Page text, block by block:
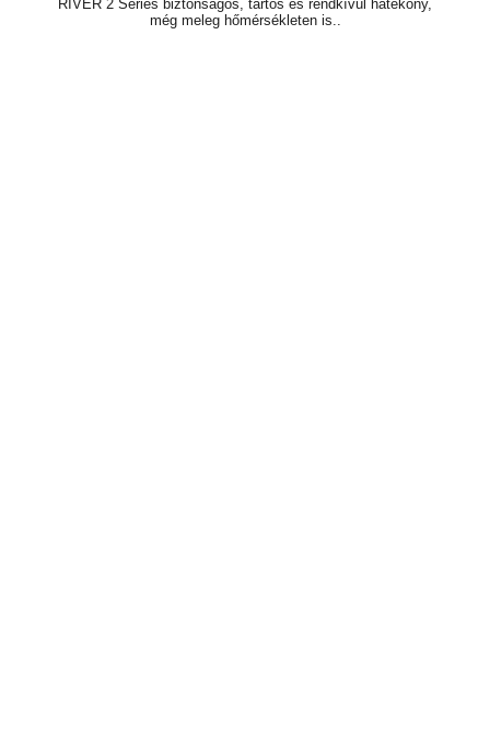
RIVER 2 Series biztonságos, tartós és rendkívül hatékony,
még meleg hőmérsékleten is..